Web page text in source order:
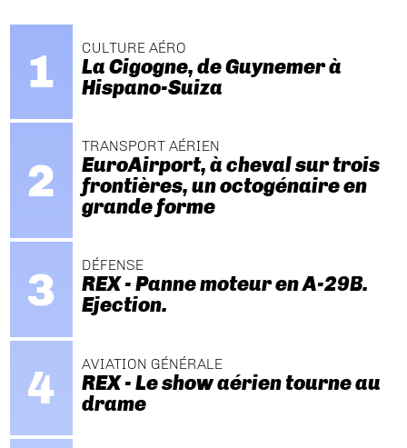
CULTURE AÉRO
La Cigogne, de Guynemer à
Hispano-Suiza
TRANSPORT AÉRIEN
EuroAirport, à cheval sur trois
frontières, un octogénaire en
grande forme
DÉFENSE
REX - Panne moteur en A-29B.
Ejection.
AVIATION GÉNÉRALE
REX - Le show aérien tourne au
drame